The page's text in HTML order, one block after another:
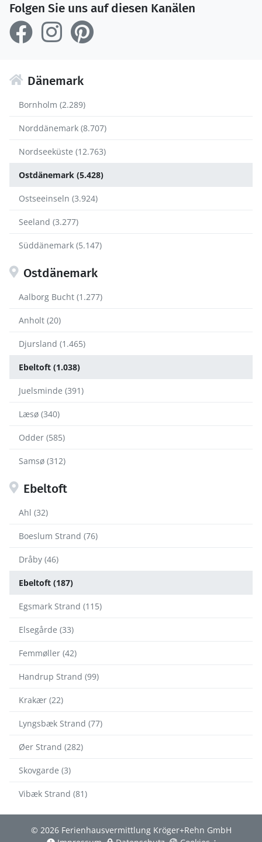
Folgen Sie uns auf diesen Kanälen
Dänemark
Bornholm (2.289)
Norddänemark (8.707)
Nordseeküste (12.763)
Ostdänemark (5.428)
Ostseeinseln (3.924)
Seeland (3.277)
Süddänemark (5.147)
Ostdänemark
Aalborg Bucht (1.277)
Anholt (20)
Djursland (1.465)
Ebeltoft (1.038)
Juelsminde (391)
Læsø (340)
Odder (585)
Samsø (312)
Ebeltoft
Ahl (32)
Boeslum Strand (76)
Dråby (46)
Ebeltoft (187)
Egsmark Strand (115)
Elsegårde (33)
Femmøller (42)
Handrup Strand (99)
Krakær (22)
Lyngsbæk Strand (77)
Øer Strand (282)
Skovgarde (3)
Vibæk Strand (81)
© 2026 Ferienhausvermittlung Kröger+Rehn GmbH